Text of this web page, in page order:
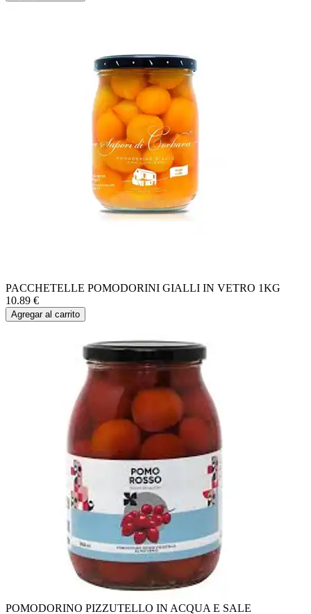
PACCHETELLE POMODORINI GIALLI IN VETRO 1KG
10.89 €
Agregar al carrito
POMODORINO PIZZUTELLO IN ACQUA E SALE